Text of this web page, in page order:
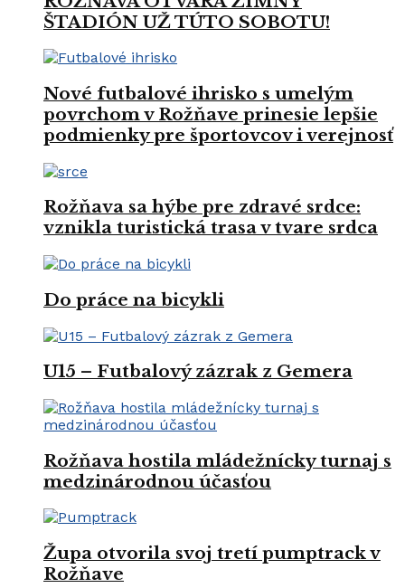
ŠTADIÓN UŽ TÚTO SOBOTU!
Nové futbalové ihrisko s umelým
povrchom v Rožňave prinesie lepšie
podmienky pre športovcov i verejnosť
Rožňava sa hýbe pre zdravé srdce:
vznikla turistická trasa v tvare srdca
Do práce na bicykli
U15 – Futbalový zázrak z Gemera
Rožňava hostila mládežnícky turnaj s
medzinárodnou účasťou
Župa otvorila svoj tretí pumptrack v
Rožňave